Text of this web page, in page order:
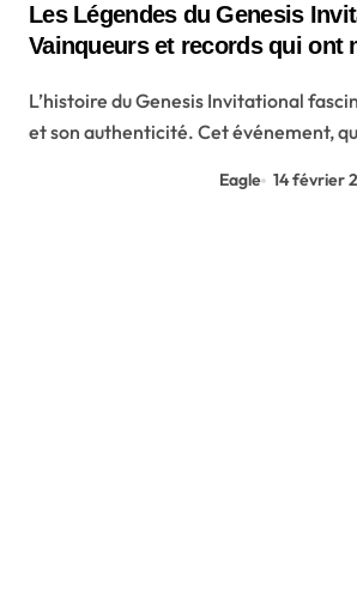
Les Légendes du Genesis
Vainqueurs et records qui ont
L’histoire du Genesis Invitational fascine par sa richesse
et son authenticité. Cet événement,
Eagle 14 février